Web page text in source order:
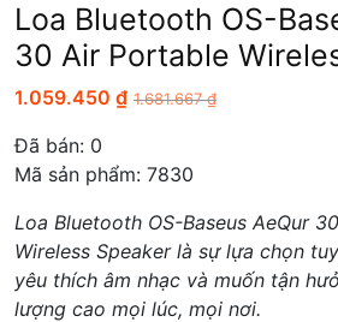
Loa Bluetooth OS-
30 Air Portable
1.059.450 ₫ 1.681.667₫
Đã bán: 0
Mã sản phẩm: 7830
Loa Bluetooth OS-Baseus AeQur
Wireless Speaker là sự lựa chọn
yêu thích âm nhạc và muốn tận
lượng cao mọi lúc, mọi nơi.